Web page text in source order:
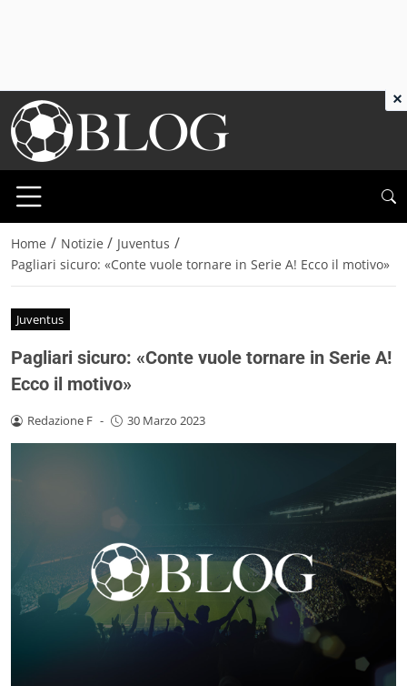
Home / Notizie / Juventus /
Pagliari sicuro: «Conte vuole tornare in Serie A! Ecco il motivo»
Juventus
Pagliari sicuro: «Conte vuole tornare in Serie A!
Ecco il motivo»
Redazione F - 30 Marzo 2023
×